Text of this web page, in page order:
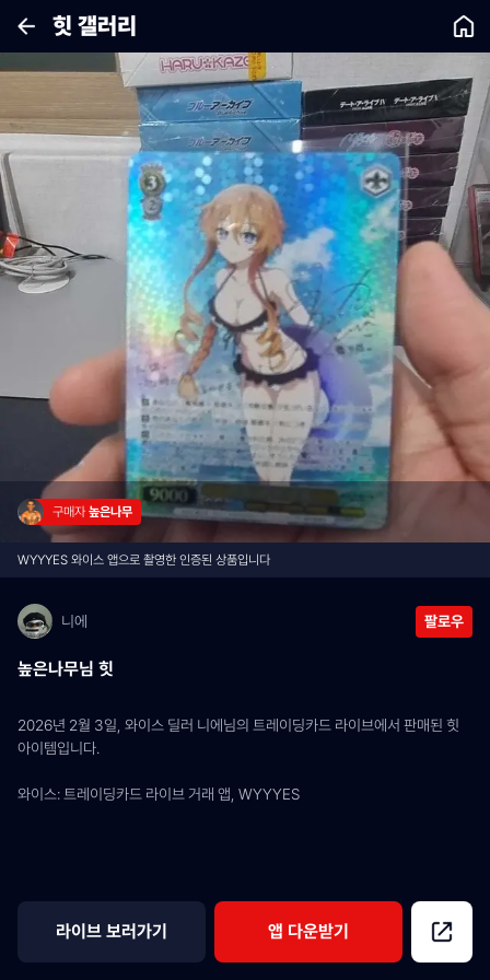
힛 갤러리
구매자 높은나무
WYYYES 와이스 앱으로 촬영한 인증된 상품입니다
니에 팔로우
높은나무님 힛
2026년 2월 3일, 와이스 딜러 니에님의 트레이딩카드 라이브에서 판매된 힛
아이템입니다.
와이스: 트레이딩카드 라이브 거래 앱, WYYYES
라이브 보러가기 앱 다운받기